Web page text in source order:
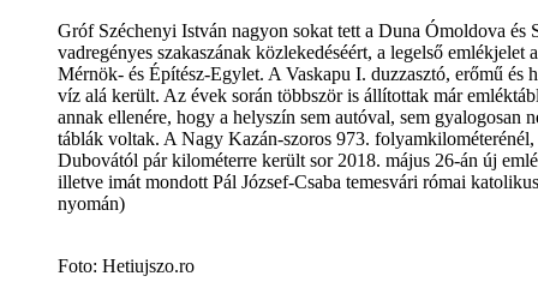
Gróf Széchenyi István nagyon sokat tett a Duna Ómoldova
vadregényes szakaszának közlekedéséért, a legelső
Mérnök- és Építész-Egylet. A Vaskapu I. duzzasztó, erőmű és
víz alá került. Az évek során többször is állítottak már
annak ellenére, hogy a helyszín sem autóval, sem gyalogosan
táblák voltak. A Nagy Kazán-szoros 973.
Dubovától pár kilométerre került sor 2018. május 26-án új
illetve imát mondott Pál József-Csaba temesvári római
nyomán)
Foto: Hetiujszo.ro